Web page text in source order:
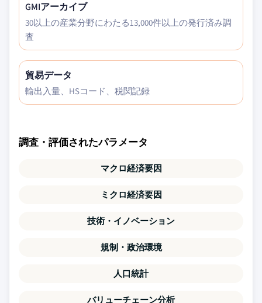
GMIアーカイブ
30以上の産業分野にわたる13,000件以上の発行済み調
査
貿易データ
輸出入量、HSコード、税関記録
調査・評価されたパラメータ
マクロ経済要因
ミクロ経済要因
技術・イノベーション
規制・政治環境
人口統計
バリューチェーン分析